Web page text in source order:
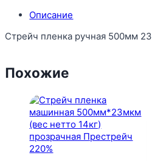
Описание
Стрейч пленка ручная 500мм
Похожие